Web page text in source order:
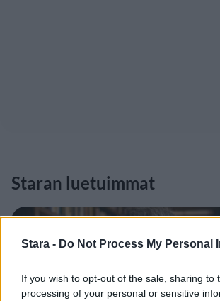
Stara - Do Not Process My Personal
If you wish to opt-out of the sale, sharing to
processing of your personal or sensitive
Staran luetuimmat
1